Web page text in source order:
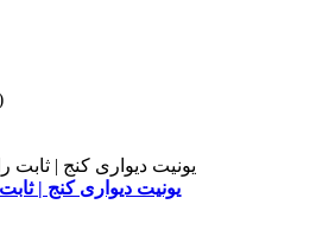
(+0
یونیت دیواری کنج | ثابت